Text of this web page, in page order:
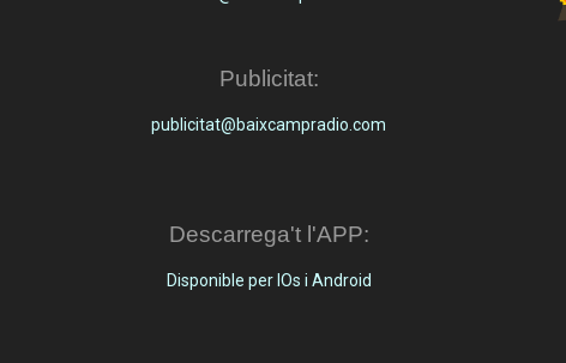
Publicitat:
publicitat@baixcampradio.com
Descarrega't l'APP:
Disponible per IOs i Android